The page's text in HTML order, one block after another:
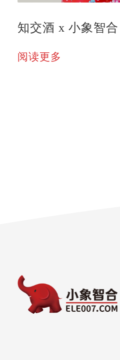
知交酒 x 小象智
阅读更多